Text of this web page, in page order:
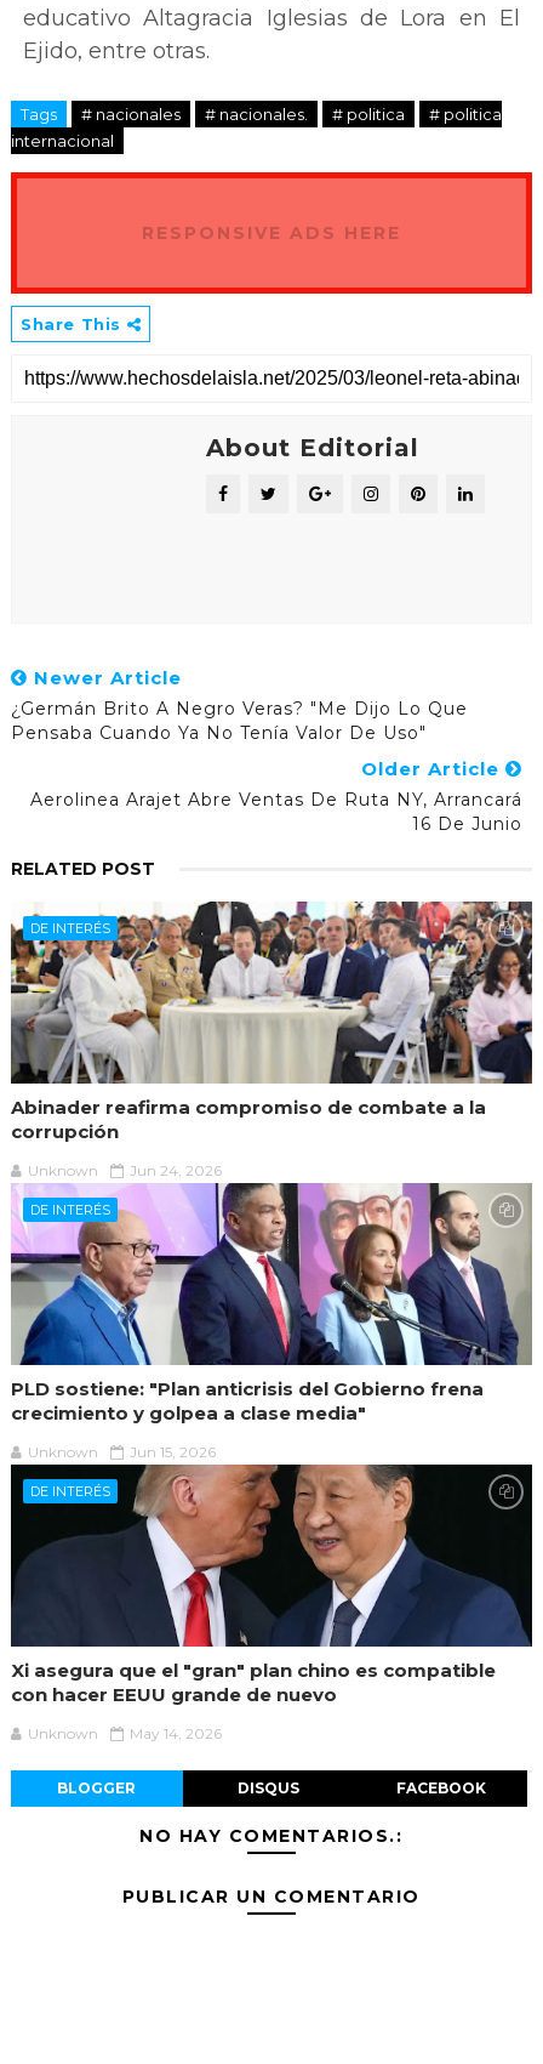
educativo Altagracia Iglesias de Lora en El
Ejido, entre otras.
Tags # nacionales # nacionales. # politica
# politica
internacional
RESPONSIVE ADS HERE
Share This
About Editorial
Newer Article
¿Germán Brito A Negro Veras? "Me Dijo Lo Que
Pensaba Cuando Ya No Tenía Valor De Uso"
Older Article
Aerolinea Arajet Abre Ventas De Ruta NY, Arrancará
16 De Junio
RELATED POST
DE INTERÉS
Abinader reafirma compromiso de combate a la
corrupción
Unknown Jun 24, 2026
DE INTERÉS
PLD sostiene: "Plan anticrisis del Gobierno frena
crecimiento y golpea a clase media"
Unknown Jun 15, 2026
DE INTERÉS
Xi asegura que el "gran" plan chino es compatible
con hacer EEUU grande de nuevo
Unknown May 14, 2026
BLOGGER DISQUS FACEBOOK
NO HAY COMENTARIOS.:
PUBLICAR UN COMENTARIO